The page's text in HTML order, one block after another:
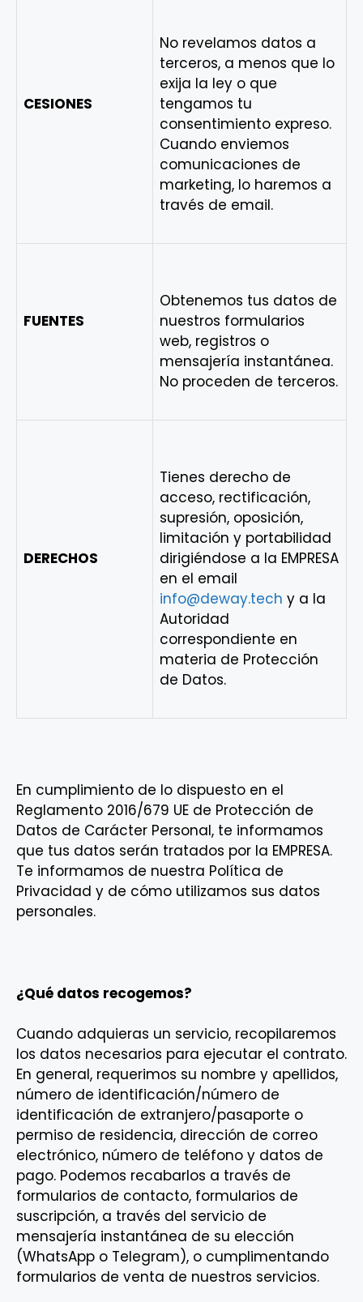
CESIONES
No revelamos datos a
terceros, a menos que lo
exija la ley o que
tengamos tu
consentimiento expreso.
Cuando enviemos
comunicaciones de
marketing, lo haremos a
través de email.
FUENTES
Obtenemos tus datos de
nuestros formularios
web, registros o
mensajería instantánea.
No proceden de terceros.
DERECHOS
Tienes derecho de
acceso, rectificación,
supresión, oposición,
limitación y portabilidad
dirigiéndose a la EMPRESA
en el email
info@deway.tech y a la
Autoridad
correspondiente en
materia de Protección
de Datos.
En cumplimiento de lo dispuesto en el
Reglamento 2016/679 UE de Protección de
Datos de Carácter Personal, te informamos
que tus datos serán tratados por la EMPRESA.
Te informamos de nuestra Política de
Privacidad y de cómo utilizamos sus datos
personales.
¿Qué datos recogemos?
Cuando adquieras un servicio, recopilaremos
los datos necesarios para ejecutar el contrato.
En general, requerimos su nombre y apellidos,
número de identificación/número de
identificación de extranjero/pasaporte o
permiso de residencia, dirección de correo
electrónico, número de teléfono y datos de
pago. Podemos recabarlos a través de
formularios de contacto, formularios de
suscripción, a través del servicio de
mensajería instantánea de su elección
(WhatsApp o Telegram), o cumplimentando
formularios de venta de nuestros servicios.